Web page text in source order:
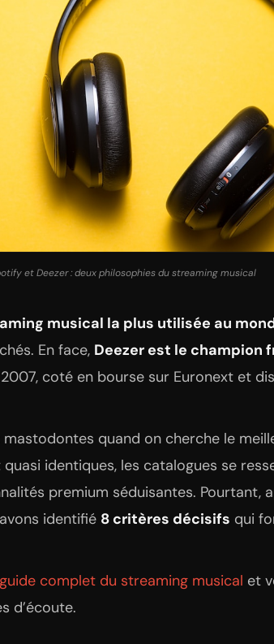
et Deezer : deux philosophies du streaming musical
musical la plus utilisée au
En face, Deezer est le champion
coté en bourse sur Euronext et
quand on cherche le
identiques, les catalogues se
premium séduisantes. Pourtant,
identifié 8 critères décisifs qui
complet du streaming musical et
d’écoute.